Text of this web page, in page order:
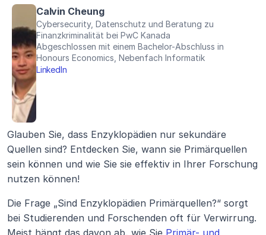
Calvin Cheung
Cybersecurity, Datenschutz und Beratung zu
Finanzkriminalität bei PwC Kanada
Abgeschlossen mit einem Bachelor-Abschluss in
Honours Economics, Nebenfach Informatik
LinkedIn
Glauben Sie, dass Enzyklopädien nur sekundäre
Quellen sind? Entdecken Sie, wann sie Primärquellen
sein können und wie Sie sie effektiv in Ihrer Forschung
nutzen können!
Die Frage „Sind Enzyklopädien Primärquellen?“ sorgt
bei Studierenden und Forschenden oft für Verwirrung.
Meist hängt das davon ab, wie Sie Primär- und